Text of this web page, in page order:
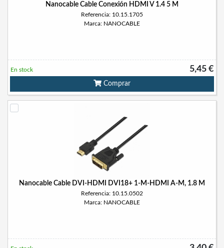
Nanocable Cable Conexión HDMI V 1.4 5 M
Referencia: 10.15.1705
Marca: NANOCABLE
5,45 €
En stock
Comprar
Nanocable Cable DVI-HDMI DVI18+ 1-M-HDMI A-M, 1.8 M
Referencia: 10.15.0502
Marca: NANOCABLE